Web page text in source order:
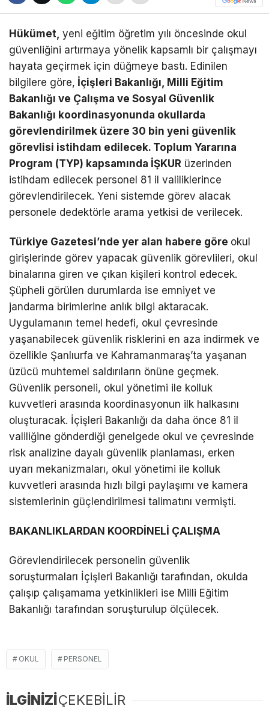
Hükümet, yeni eğitim öğretim yılı öncesinde okul
güvenliğini artırmaya yönelik kapsamlı bir çalışmayı
hayata geçirmek için düğmeye bastı. Edinilen
bilgilere göre, İçişleri Bakanlığı, Milli Eğitim
Bakanlığı ve Çalışma ve Sosyal Güvenlik
Bakanlığı koordinasyonunda okullarda
görevlendirilmek üzere 30 bin yeni güvenlik
görevlisi istihdam edilecek. Toplum Yararına
Program (TYP) kapsamında İŞKUR üzerinden
istihdam edilecek personel 81 il valiliklerince
görevlendirilecek. Yeni sistemde görev alacak
personele dedektörle arama yetkisi de verilecek.
Türkiye Gazetesi’nde yer alan habere göre okul
girişlerinde görev yapacak güvenlik görevlileri, okul
binalarına giren ve çıkan kişileri kontrol edecek.
Şüpheli görülen durumlarda ise emniyet ve
jandarma birimlerine anlık bilgi aktaracak.
Uygulamanın temel hedefi, okul çevresinde
yaşanabilecek güvenlik risklerini en aza indirmek ve
özellikle Şanlıurfa ve Kahramanmaraş’ta yaşanan
üzücü muhtemel saldırıların önüne geçmek.
Güvenlik personeli, okul yönetimi ile kolluk
kuvvetleri arasında koordinasyonun ilk halkasını
oluşturacak. İçişleri Bakanlığı da daha önce 81 il
valiliğine gönderdiği genelgede okul ve çevresinde
risk analizine dayalı güvenlik planlaması, erken
uyarı mekanizmaları, okul yönetimi ile kolluk
kuvvetleri arasında hızlı bilgi paylaşımı ve kamera
sistemlerinin güçlendirilmesi talimatını vermişti.
BAKANLIKLARDAN KOORDİNELİ ÇALIŞMA
Görevlendirilecek personelin güvenlik
soruşturmaları İçişleri Bakanlığı tarafından, okulda
çalışıp çalışamama yetkinlikleri ise Milli Eğitim
Bakanlığı tarafından soruşturulup ölçülecek.
OKUL PERSONEL
İLGİNİZİÇEKEBİLİR